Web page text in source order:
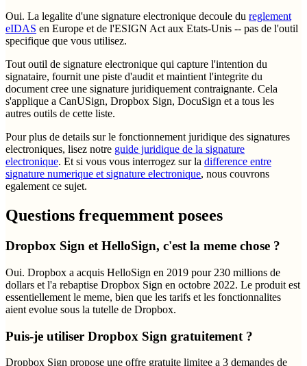
Oui. La legalite d'une signature electronique decoule du reglement
eIDAS en Europe et de l'ESIGN Act aux Etats-Unis -- pas de l'outil
specifique que vous utilisez.
Tout outil de signature electronique qui capture l'intention du
signataire, fournit une piste d'audit et maintient l'integrite du
document cree une signature juridiquement contraignante. Cela
s'applique a CanUSign, Dropbox Sign, DocuSign et a tous les
autres outils de cette liste.
Pour plus de details sur le fonctionnement juridique des signatures
electroniques, lisez notre guide juridique de la signature
electronique. Et si vous vous interrogez sur la difference entre
signature numerique et signature electronique, nous couvrons
egalement ce sujet.
Questions frequemment posees
Dropbox Sign et HelloSign, c'est la meme chose ?
Oui. Dropbox a acquis HelloSign en 2019 pour 230 millions de
dollars et l'a rebaptise Dropbox Sign en octobre 2022. Le produit est
essentiellement le meme, bien que les tarifs et les fonctionnalites
aient evolue sous la tutelle de Dropbox.
Puis-je utiliser Dropbox Sign gratuitement ?
Dropbox Sign propose une offre gratuite limitee a 3 demandes de